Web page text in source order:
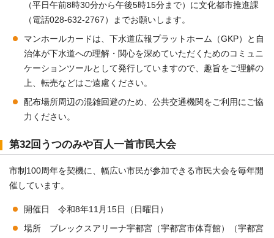
（平日午前8時30分から午後5時15分まで）に文化都市推進課
（電話028-632-2767）までお願いします。
マンホールカードは、下水道広報プラットホーム（GKP）と自
治体が下水道への理解・関心を深めていただくためのコミュニ
ケーションツールとして発行していますので、趣旨をご理解の
上、転売などはご遠慮ください。
配布場所周辺の混雑回避のため、公共交通機関をご利用にご協
力ください。
第32回うつのみや百人一首市民大会
市制100周年を契機に、幅広い市民が参加できる市民大会を毎年開
催しています。
開催日 令和8年11月15日（日曜日）
場所 ブレックスアリーナ宇都宮（宇都宮市体育館）（宇都宮